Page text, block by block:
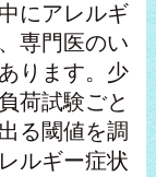
にアレルギ
専門医のい
ります。少
荷試験ごと
る閾値を調
ルギー症状